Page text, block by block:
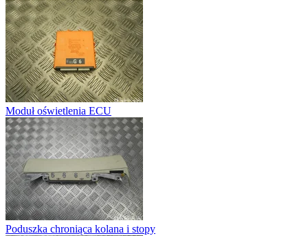
Moduł oświetlenia ECU
Poduszka chroniąca kolana i stopy